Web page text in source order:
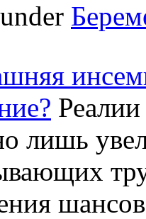
under
лишь